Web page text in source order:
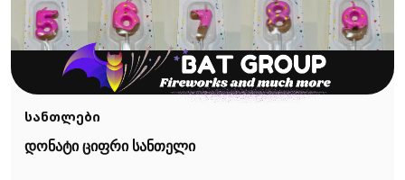
სანთლები
დონატი ციფრი სანთელი